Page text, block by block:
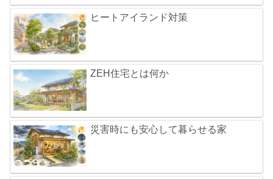
ヒートアイランド対策
ZEH住宅とは何か
災害時にも安心して暮らせる家